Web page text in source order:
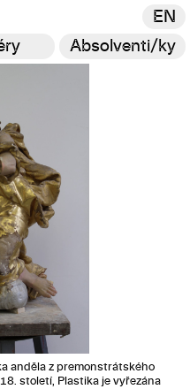
EN
Absolventi/ky
anděla z premonstrátského
století, Plastika je vyřezána